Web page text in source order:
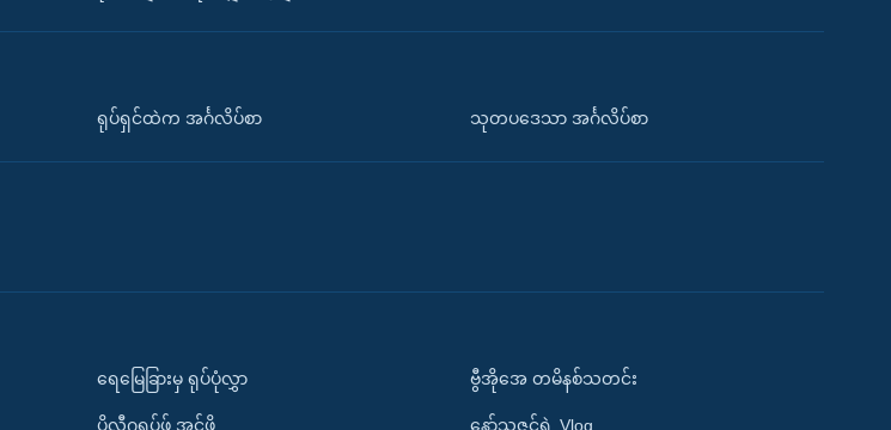
ရုပ်ရှင်ထဲက အင်္ဂလိပ်စာ သုတပဒေသာ အင်္ဂလိပ်စာ
ရေမြေခြားမှ ရုပ်ပုံလွှာ
ပိုလီဂရပ်ဖ်.အင်ဖို
ဗွီအိုအေ တမိနစ်သတင်း
နော်သဇင်ရဲ့ Vlog